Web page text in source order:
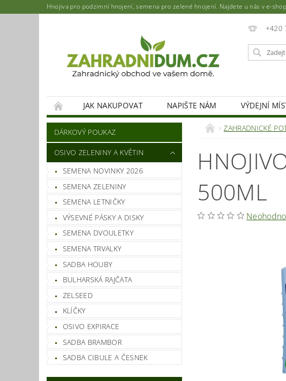
Hnojiva pro podzimní hnojení, semena pro zelené hnojení. Najdete u nás v e-
+420
JAK NAKUPOVAT NAPIŠTE NÁM VÝDEJNÍ
DÁRKOVÝ POUKAZ
OSIVO ZELENINY A KVĚTIN
SEMENA NOVINKY 2026
SEMENA ZELENINY
SEMENA LETNIČKY
VÝSEVNÉ PÁSKY A DISKY
SEMENA DVOULETKY
SEMENA TRVALKY
SADBA HOUBY
BULHARSKÁ RAJČATA
ZELSEED
KLÍČKY
OSIVO EXPIRACE
SADBA BRAMBOR
SADBA CIBULE A ČESNEK
ZAHRADNICKÉ
500ML